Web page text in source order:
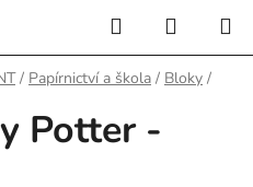
Hledat
KOŠÍK
/ Papírnictví a škola / Bloky /
Potter -